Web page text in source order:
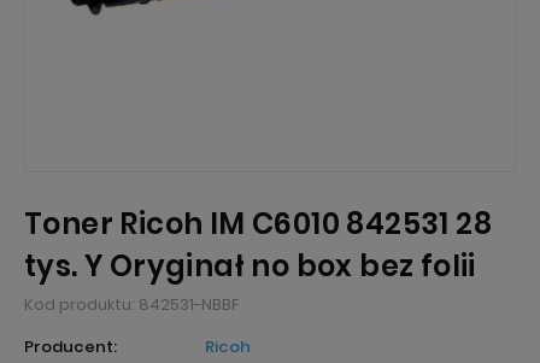
Toner Ricoh IM C6010 842531 28
tys. Y Oryginał no box bez folii
Kod produktu: 842531-NBBF
Producent:
Ricoh